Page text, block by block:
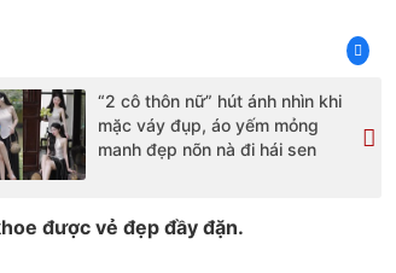
“2 cô thôn nữ” hút ánh nhìn khi
mặc váy đụp, áo yếm mỏng
manh đẹp nõn nà đi hái sen
được vẻ đẹp đầy đặn.